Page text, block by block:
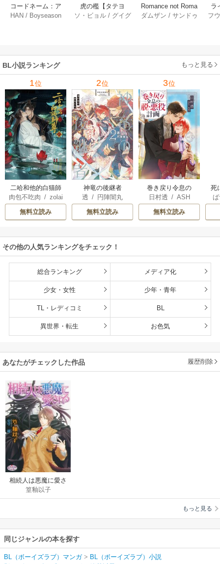
コードネーム：ア
ナスタシア【タテ
HAN / Boyseason
虎の檻【タテヨ
ミ】 55巻
ソ・ビョル/ グイグ
Romance not Roma
ntic～劣性オメガに
ダムザン / サンドゥ
ラ
情
フ
BL小説ランキング もっと見る
1位
二哈和他的白猫師
尊
肉包不吃肉 / zolai
/ 石原理夏
無料立読み
2位
神竜の後継者
透 / 円陣闇丸
無料立読み
3位
巻き戻り令息の
脱・悪役計画
日村透 / ASH
無料立読み
死
その他の人気ランキングをチェック！
総合ランキング メディア化
少女・女性 少年・青年
TL・レディコミ BL
異世界・転生 お色気
あなたがチェックした作品 履歴削除
相続人は悪魔に愛さ
れる
篁釉以子
もっと見る
同じジャンルの本を探す
BL（ボーイズラブ）マンガ> BL（ボーイズラブ）小説